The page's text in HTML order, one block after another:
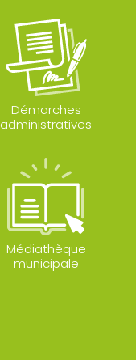
Démarches
administratives
Médiathèque
municipale